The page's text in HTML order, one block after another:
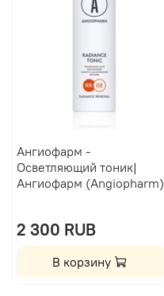
Ангиофарм -
Осветляющий тоник|
Ангиофарм (Angiopharm)
2 300 RUB
В корзину